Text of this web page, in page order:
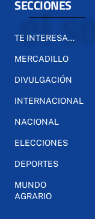
SECCIONES
TE INTERESA...
MERCADILLO
DIVULGACIÓN
INTERNACIONAL
NACIONAL
ELECCIONES
DEPORTES
MUNDO
AGRARIO